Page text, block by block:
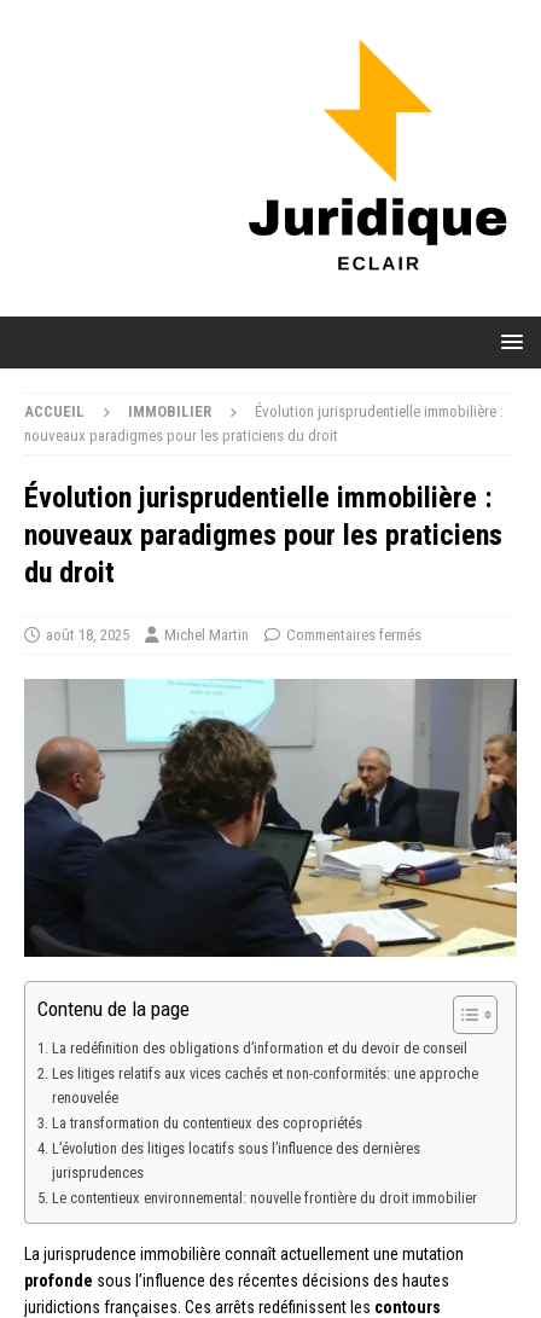
ACCUEIL IMMOBILIER
Évolution jurisprudentielle immobilière :
nouveaux paradigmes pour les praticiens du droit
Évolution jurisprudentielle immobilière :
nouveaux paradigmes pour les praticiens
du droit
août 18, 2025 Michel Martin Commentaires fermés
Contenu de la page
La redéfinition des obligations d’information et du devoir de conseil
Les litiges relatifs aux vices cachés et non-conformités: une approche
renouvelée
La transformation du contentieux des copropriétés
L’évolution des litiges locatifs sous l’influence des dernières
jurisprudences
Le contentieux environnemental: nouvelle frontière du droit immobilier
La jurisprudence immobilière connaît actuellement une mutation
profonde sous l’influence des récentes décisions des hautes
juridictions françaises. Ces arrêts redéfinissent les contours